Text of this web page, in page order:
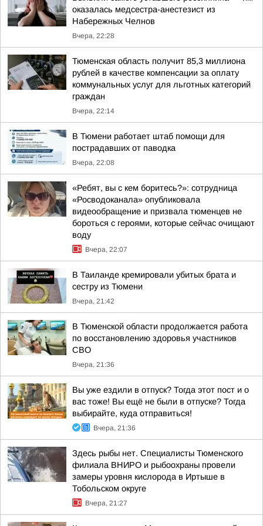
оказалась медсестра-анестезист из
Набережных Челнов
Вчера, 22:28
Тюменская область получит 85,3 миллиона
рублей в качестве компенсации за оплату
коммунальных услуг для льготных категорий
граждан
Вчера, 22:14
В Тюмени работает штаб помощи для
пострадавших от паводка
Вчера, 22:08
«Ребят, вы с кем боритесь?»: сотрудница
«Росводоканала» опубликовала
видеообращение и призвала тюменцев не
бороться с героями, которые сейчас очищают
воду
Вчера, 22:07
В Таиланде кремировали убитых брата и
сестру из Тюмени
Вчера, 21:42
В Тюменской области продолжается работа
по восстановлению здоровья участников
СВО
Вчера, 21:36
Вы уже ездили в отпуск? Тогда этот пост и о
вас тоже! Вы ещё не были в отпуске? Тогда
выбирайте, куда отправиться!
Вчера, 21:36
Здесь рыбы нет. Специалисты Тюменского
филиала ВНИРО и рыбоохраны провели
замеры уровня кислорода в Иртыше в
Тобольском округе
Вчера, 21:27